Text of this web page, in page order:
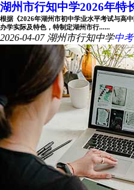
湖州市行知中学2026年特
根据《2026年湖州市初中学业水平考试与高
办学实际及特色，特制定湖州市行......
2026-04-07 湖州市行知中学中